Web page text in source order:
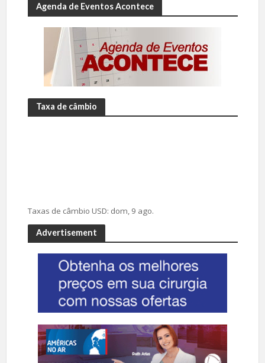
Agenda de Eventos Acontece
Taxa de câmbio
Taxas de câmbio USD: dom, 9 ago.
Advertisement